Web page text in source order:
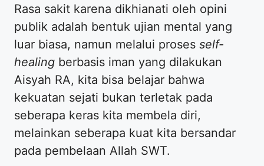
Rasa sakit karena dikhianati oleh opini
publik adalah bentuk ujian mental yang
luar biasa, namun melalui proses self-
healing berbasis iman yang dilakukan
Aisyah RA, kita bisa belajar bahwa
kekuatan sejati bukan terletak pada
seberapa keras kita membela diri,
melainkan seberapa kuat kita bersandar
pada pembelaan Allah SWT.